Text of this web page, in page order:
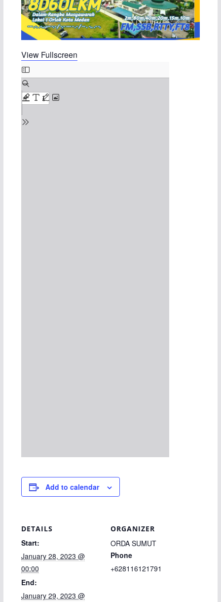
View Fullscreen
Add to calendar
DETAILS
Start:
January 28, 2023 @
00:00
End:
January 29, 2023 @
ORGANIZER
ORDA SUMUT
Phone
+628116121791